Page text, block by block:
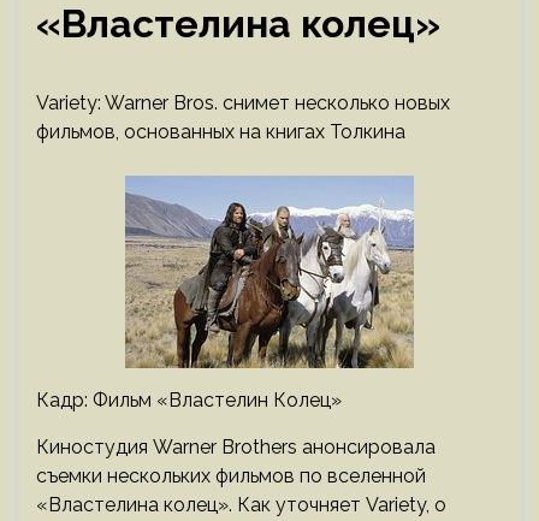
«Властелина колец»
Variety: Warner Bros. снимет несколько новых
фильмов, основанных на книгах Толкина
Кадр: Фильм «Властелин Колец»
Киностудия Warner Brothers анонсировала
съемки нескольких фильмов по вселенной
«Властелина колец». Как уточняет Variety, о